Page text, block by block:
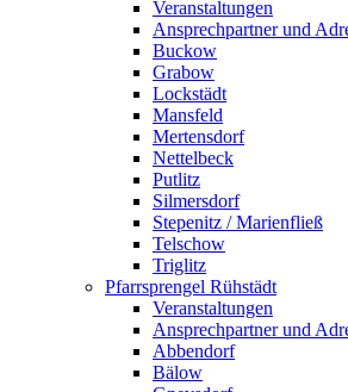
Veranstaltungen
Ansprechpartner und
Buckow
Grabow
Lockstädt
Mansfeld
Mertensdorf
Nettelbeck
Putlitz
Silmersdorf
Stepenitz / Marienfließ
Telschow
Triglitz
Pfarrsprengel Rühstädt
Veranstaltungen
Ansprechpartner und
Abbendorf
Bälow